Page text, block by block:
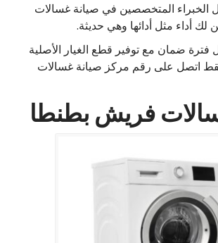
الخبراء المتخصصين في صيانة غسالات
أداء مثل أدائها وهي حديثة.
فترة ضمان مع توفير قطع الغيار الأصلية
اتصل على رقم مركز صيانة غسالات
فريش بطنطا